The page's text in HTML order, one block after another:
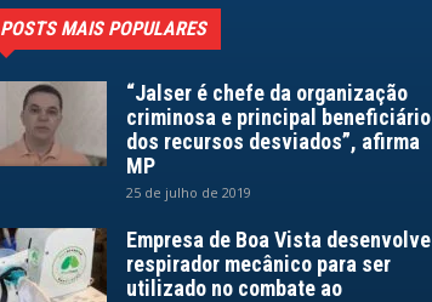
POSTS MAIS POPULARES
“Jalser é chefe da organização
criminosa e principal beneficiário
dos recursos desviados”, afirma
MP
25 de julho de 2019
Empresa de Boa Vista desenvolve
respirador mecânico para ser
utilizado no combate ao